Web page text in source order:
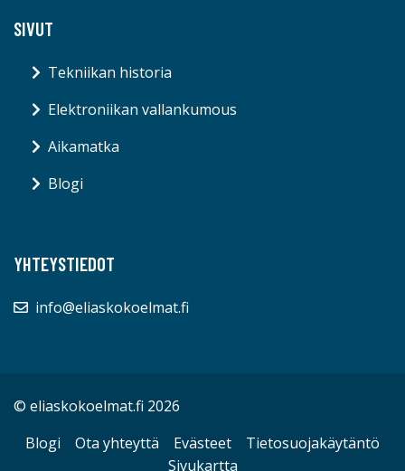
SIVUT
Tekniikan historia
Elektroniikan vallankumous
Aikamatka
Blogi
YHTEYSTIEDOT
info@eliaskokoelmat.fi
© eliaskokoelmat.fi 2026
Blogi
Ota yhteyttä Evästeet
Tietosuojakäytäntö
Sivukartta